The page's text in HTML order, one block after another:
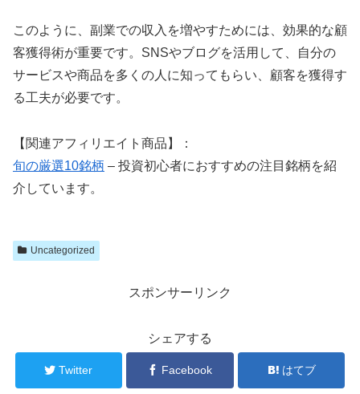
このように、副業での収入を増やすためには、効果的な顧
客獲得術が重要です。SNSやブログを活用して、自分の
サービスや商品を多くの人に知ってもらい、顧客を獲得す
る工夫が必要です。
【関連アフィリエイト商品】：
旬の厳選10銘柄 – 投資初心者におすすめの注目銘柄を紹
介しています。
Uncategorized
スポンサーリンク
シェアする
Twitter Facebook はてブ